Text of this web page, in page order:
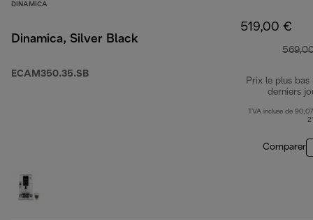
DINAMICA
Dinamica, Silver Black
ECAM350.35.SB
519,00 €
Prix le plus bas
derniers
TVA incluse de
Comparer